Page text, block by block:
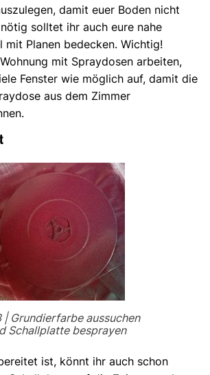
damit euer Boden nicht
solltet ihr auch eure nahe
mit Planen bedecken. Wichtig!
mit Spraydosen arbeiten,
Fenster wie möglich auf, damit die
aus dem Zimmer
| Grundierfarbe aussuchen
Schallplatte besprayen
ist, könnt ihr auch schon